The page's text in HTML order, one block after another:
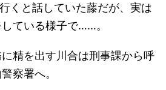
くと話していた藤だが、実は
ている様子で……。
精を出す川合は刑事課から呼
察署へ。